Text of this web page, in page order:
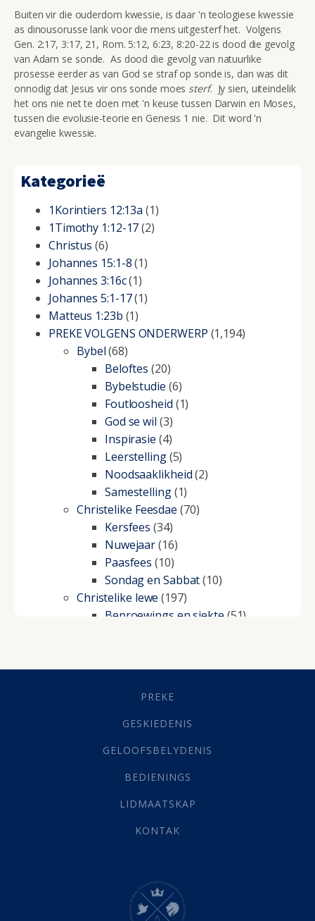
Buiten vir die ouderdom kwessie, is daar 'n teologiese kwessie
as dinousorusse lank voor die mens uitgesterf het. Volgens
Gen. 2:17, 3:17, 21, Rom. 5:12, 6:23, 8:20-22 is dood die gevolg
van Adam se sonde. As dood die gevolg van natuurlike
prosesse eerder as van God se straf op sonde is, dan was dit
onnodig dat Jesus vir ons sonde moes sterf. Jy sien, uiteindelik
het ons nie net te doen met 'n keuse tussen Darwin en Moses,
tussen die evolusie-teorie en Genesis 1 nie. Dit word 'n
evangelie kwessie.
Kategorieë
1Korintiers 12:13a (1)
1Timothy 1:12-17(2)
Christus (6)
Johannes 15:1-8(1)
Johannes 3:16c(1)
Johannes 5:1-17(1)
Matteus 1:23b (1)
PREKE VOLGENS ONDERWERP (1,194)
Bybel(68)
Beloftes (20)
Bybelstudie (6)
Foutloosheid (1)
God se wil (3)
Inspirasie (4)
Leerstelling(5)
Noodsaaklikheid(2)
Samestelling(1)
Christelike Feesdae (70)
Kersfees (34)
Nuwejaar(16)
Paasfees (10)
Sondag en Sabbat(10)
Christelike lewe (197)
Beproewings en siekte (51)
Geestelike Groei(10)
(21)
Grys Areas(4)
Lewensdoel(3)
Selfondersoek(1)
Werk(22)
(142)
Hemel (31)
Israel (14)
PREKE
GESKIEDENIS
GELOOFSBELYDENIS
BEDIENINGS
LIDMAATSKAP
KONTAK